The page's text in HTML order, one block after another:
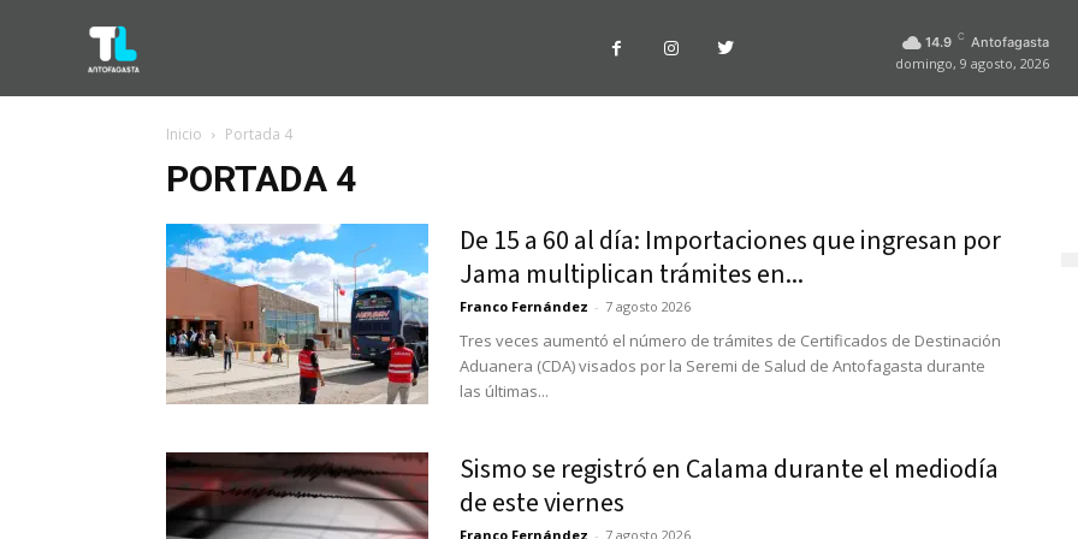
14.9 C Antofagasta
domingo, 9 agosto, 2026
Inicio Portada 4
PORTADA 4
De 15 a 60 al día: Importaciones que ingresan por
Jama multiplican trámites en...
Franco Fernández - 7 agosto 2026
Tres veces aumentó el número de trámites de Certificados de Destinación
Aduanera (CDA) visados por la Seremi de Salud de Antofagasta durante
las últimas...
Sismo se registró en Calama durante el mediodía
de este viernes
Franco Fernández - 7 agosto 2026